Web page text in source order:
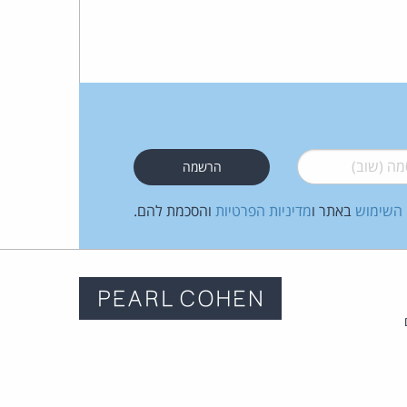
(שוב)*
השימוש באתר ומדיניות הפרטיות והסכמת להם.